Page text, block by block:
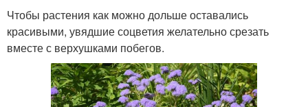
Чтобы растения как можно дольше оставались
красивыми, увядшие соцветия желательно срезать
вместе с верхушками побегов.